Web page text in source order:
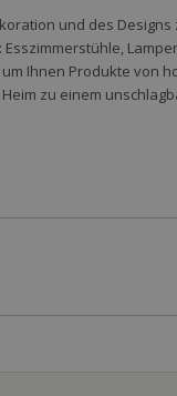
und des
Ihnen Produkte von
zu einem